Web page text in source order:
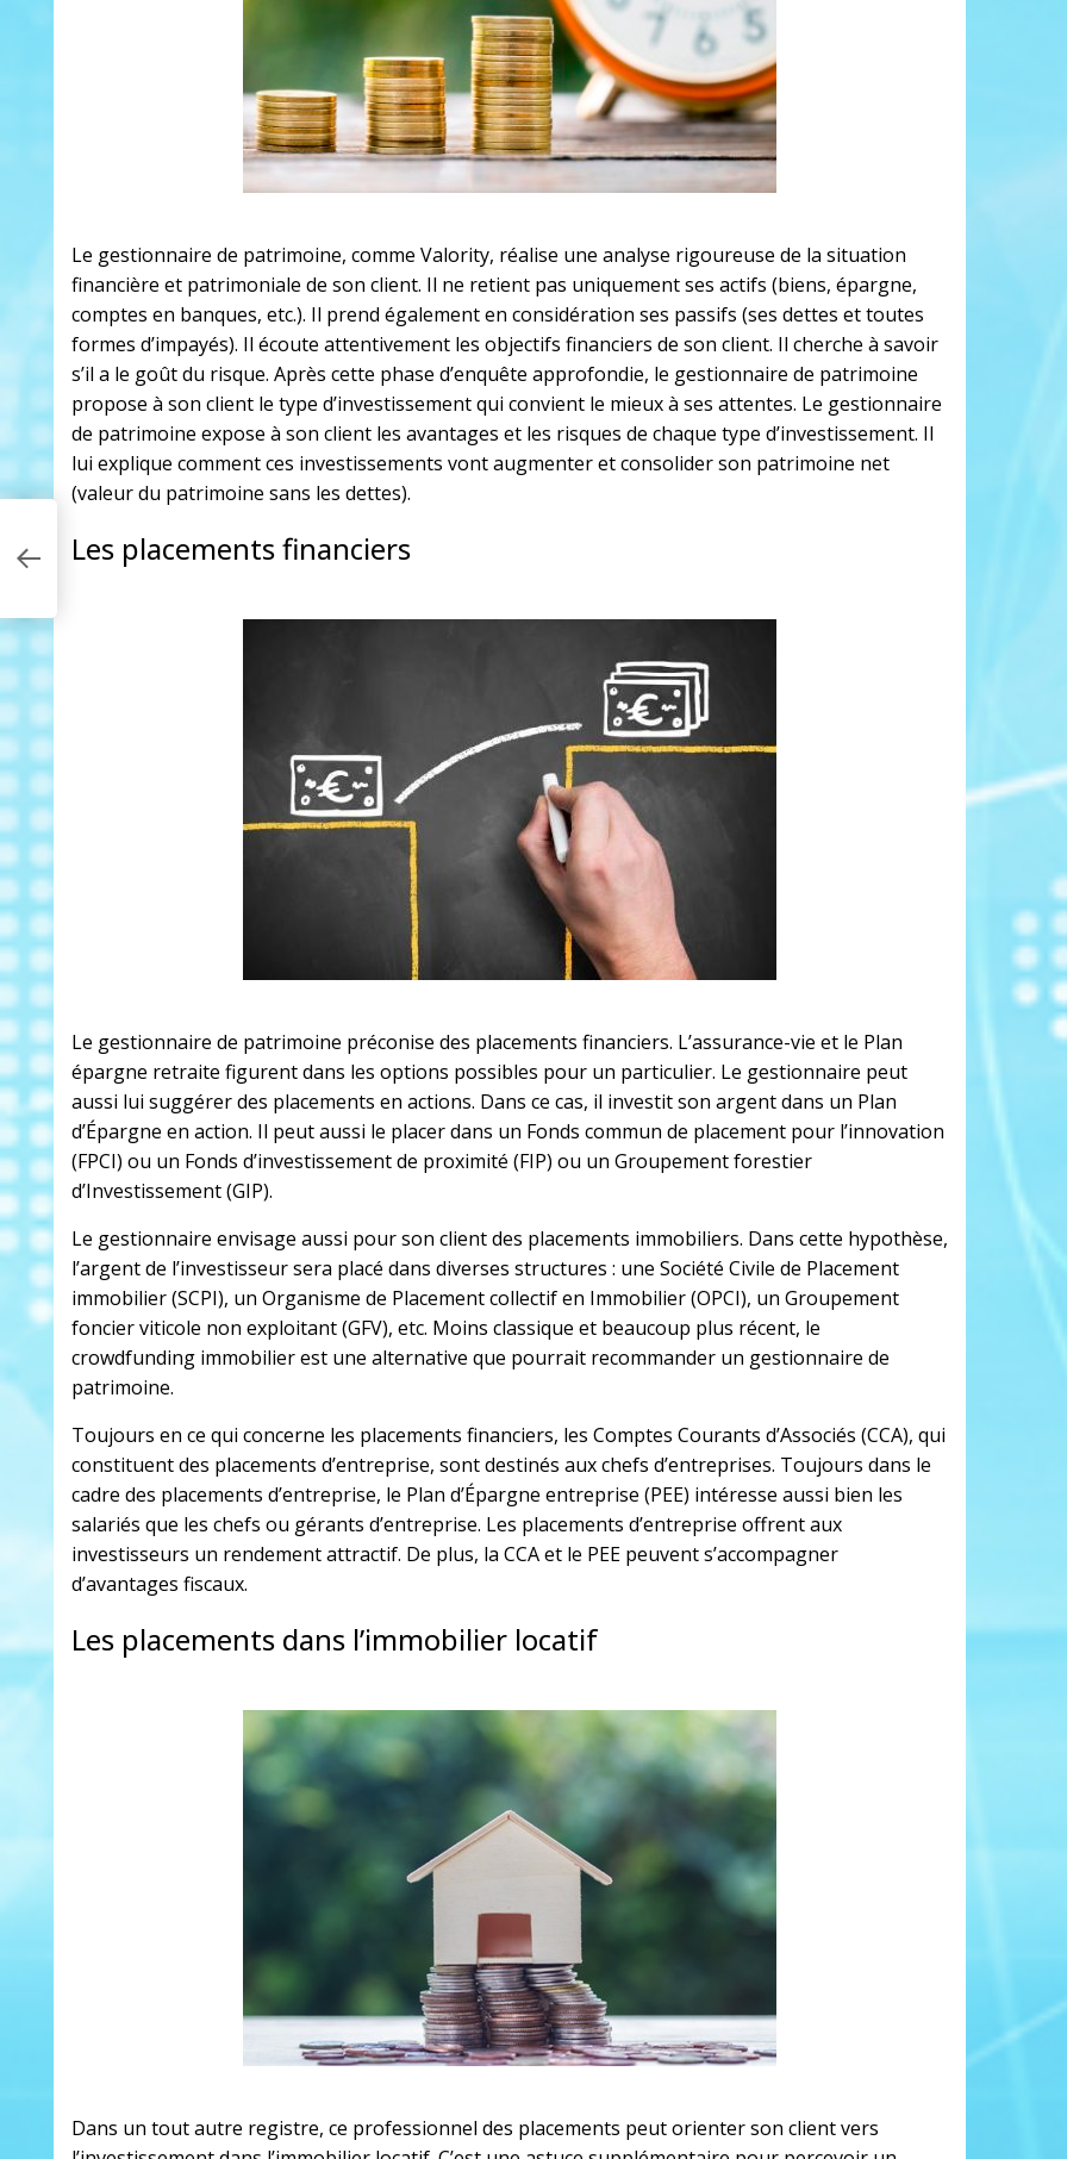
Le gestionnaire de patrimoine, comme Valority, réalise une analyse rigoureuse de la situation
financière et patrimoniale de son client. Il ne retient pas uniquement ses actifs (biens, épargne,
comptes en banques, etc.). Il prend également en considération ses passifs (ses dettes et toutes
formes d’impayés). Il écoute attentivement les objectifs financiers de son client. Il cherche à savoir
s’il a le goût du risque. Après cette phase d’enquête approfondie, le gestionnaire de patrimoine
propose à son client le type d’investissement qui convient le mieux à ses attentes. Le gestionnaire
de patrimoine expose à son client les avantages et les risques de chaque type d’investissement. Il
lui explique comment ces investissements vont augmenter et consolider son patrimoine net
(valeur du patrimoine sans les dettes).
Les placements financiers
Le gestionnaire de patrimoine préconise des placements financiers. L’assurance-vie et le Plan
épargne retraite figurent dans les options possibles pour un particulier. Le gestionnaire peut
aussi lui suggérer des placements en actions. Dans ce cas, il investit son argent dans un Plan
d’Épargne en action. Il peut aussi le placer dans un Fonds commun de placement pour l’innovation
(FPCI) ou un Fonds d’investissement de proximité (FIP) ou un Groupement forestier
d’Investissement (GIP).
Le gestionnaire envisage aussi pour son client des placements immobiliers. Dans cette hypothèse,
l’argent de l’investisseur sera placé dans diverses structures : une Société Civile de Placement
immobilier (SCPI), un Organisme de Placement collectif en Immobilier (OPCI), un Groupement
foncier viticole non exploitant (GFV), etc. Moins classique et beaucoup plus récent, le
crowdfunding immobilier est une alternative que pourrait recommander un gestionnaire de
patrimoine.
Toujours en ce qui concerne les placements financiers, les Comptes Courants d’Associés (CCA), qui
constituent des placements d’entreprise, sont destinés aux chefs d’entreprises. Toujours dans le
cadre des placements d’entreprise, le Plan d’Épargne entreprise (PEE) intéresse aussi bien les
salariés que les chefs ou gérants d’entreprise. Les placements d’entreprise offrent aux
investisseurs un rendement attractif. De plus, la CCA et le PEE peuvent s’accompagner
d’avantages fiscaux.
Les placements dans l’immobilier locatif
Dans un tout autre registre, ce professionnel des placements peut orienter son client vers